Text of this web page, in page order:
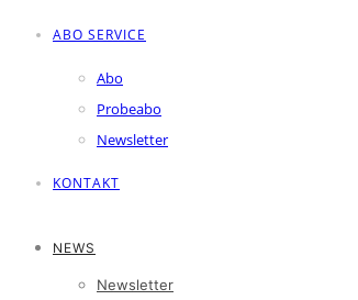
ABO SERVICE
Abo
Probeabo
Newsletter
KONTAKT
NEWS
Newsletter